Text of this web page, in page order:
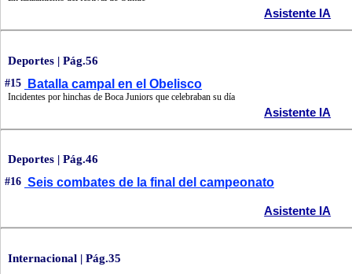
Asistente IA
Deportes | Pág.56
#15 Batalla campal en el Obelisco
Incidentes por hinchas de Boca Juniors que celebraban su día
Asistente IA
Deportes | Pág.46
#16 Seis combates de la final del campeonato
Asistente IA
Internacional | Pág.35